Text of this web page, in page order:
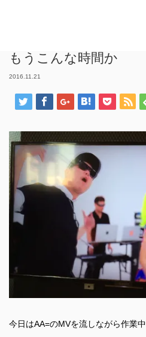
もうこんな時間か
2016.11.21
今日はAA=のMVを流しながら作業中